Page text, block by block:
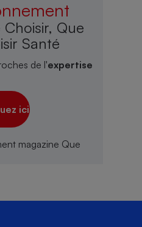
Choisir, Que
Santé
de l'expertise
ici